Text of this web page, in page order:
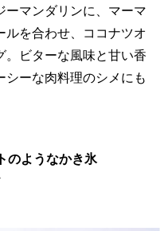
ーマンダリンに、マーマ
ルを合わせ、ココナツオ
。ビターな風味と甘い香
シーな肉料理のシメにも
のようなかき氷